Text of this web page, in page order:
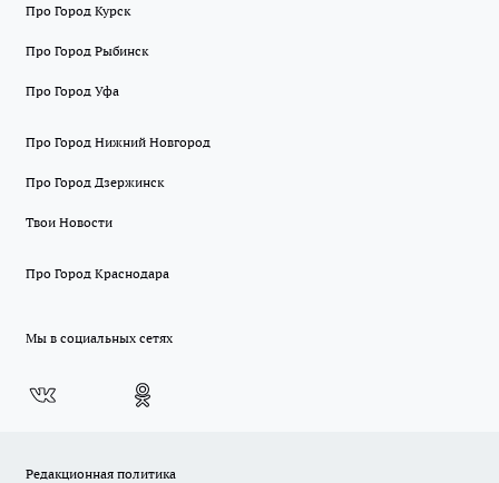
Про Город Курск
Про Город Рыбинск
Про Город Уфа
Про Город Нижний Новгород
Про Город Дзержинск
Твои Новости
Про Город Краснодара
Мы в социальных сетях
Редакционная политика